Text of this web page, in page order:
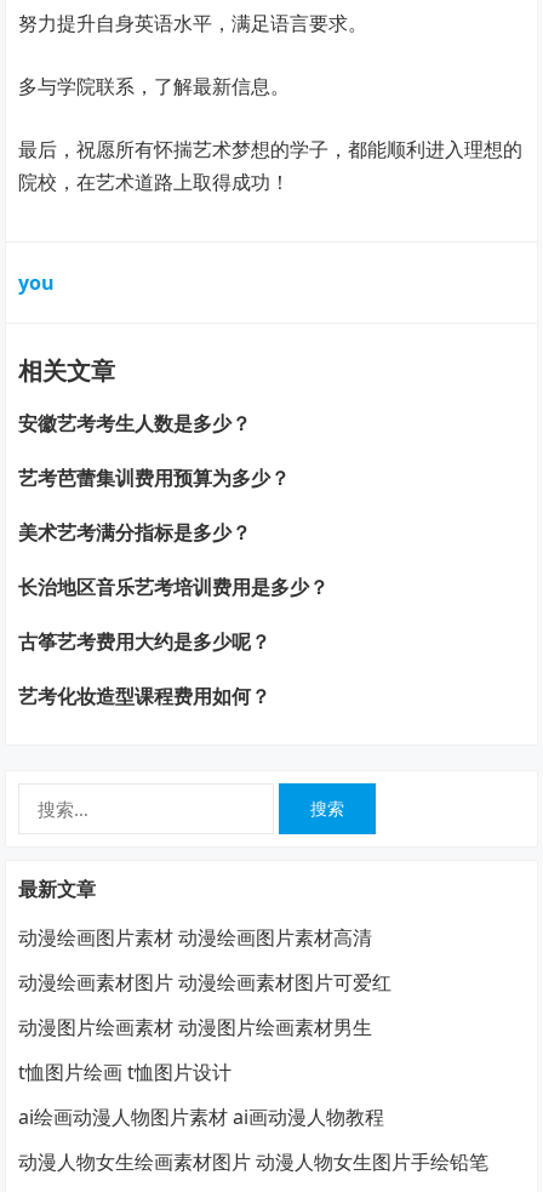
努力提升自身英语水平，满足语言要求。
多与学院联系，了解最新信息。
最后，祝愿所有怀揣艺术梦想的学子，都能顺利进入理想的
院校，在艺术道路上取得成功！
you
相关文章
安徽艺考考生人数是多少？
艺考芭蕾集训费用预算为多少？
美术艺考满分指标是多少？
长治地区音乐艺考培训费用是多少？
古筝艺考费用大约是多少呢？
艺考化妆造型课程费用如何？
最新文章
动漫绘画图片素材 动漫绘画图片素材高清
动漫绘画素材图片 动漫绘画素材图片可爱红
动漫图片绘画素材 动漫图片绘画素材男生
t恤图片绘画 t恤图片设计
ai绘画动漫人物图片素材 ai画动漫人物教程
动漫人物女生绘画素材图片 动漫人物女生图片手绘铅笔